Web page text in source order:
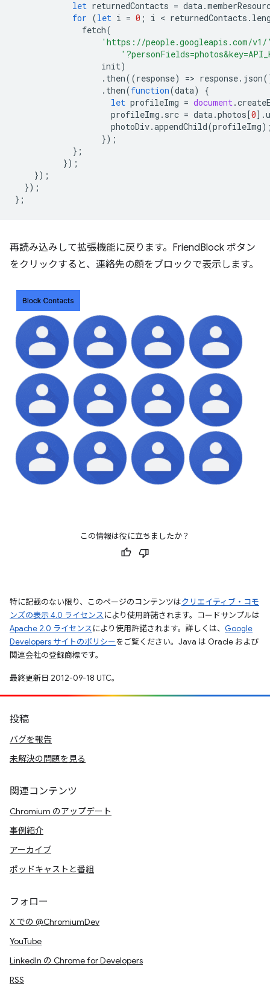
let returnedContacts = data.
for (let i = 0 ; i < returnedContacts .
fetch(
'https://people.googleapis.com/
init)
. then((response) => response. json
. then(function(data)
{
let profileImg = document.
profileImg . src = data.photos [0].
photoDiv.appendChild(profileImg
});
};
});
});
});
};
再読み込みして拡張機能に戻ります。FriendBlock ボタン
をクリックすると、連絡先の顔をブロックで表示します。
この情報は役に立ちましたか？
特に記載のない限り、このページのコンテンツはクリエイティブ・コモ
ンズの表示 4.0 ライセンスにより使用許諾されます。コードサンプルは
Apache 2.0 ライセンスにより使用許諾されます。詳しくは、 Google
Developers サイトのポリシーをご覧ください。Java は Oracle および
関連会社の登録商標です。
最終更新日 2012-09-18 UTC。
投稿
バグを報告
未解決の問題を見る
関連コンテンツ
Chromium のアップデート
事例紹介
アーカイブ
ポッドキャストと番組
フォロー
X での @ChromiumDev
YouTube
LinkedIn の Chrome for Developers
RSS